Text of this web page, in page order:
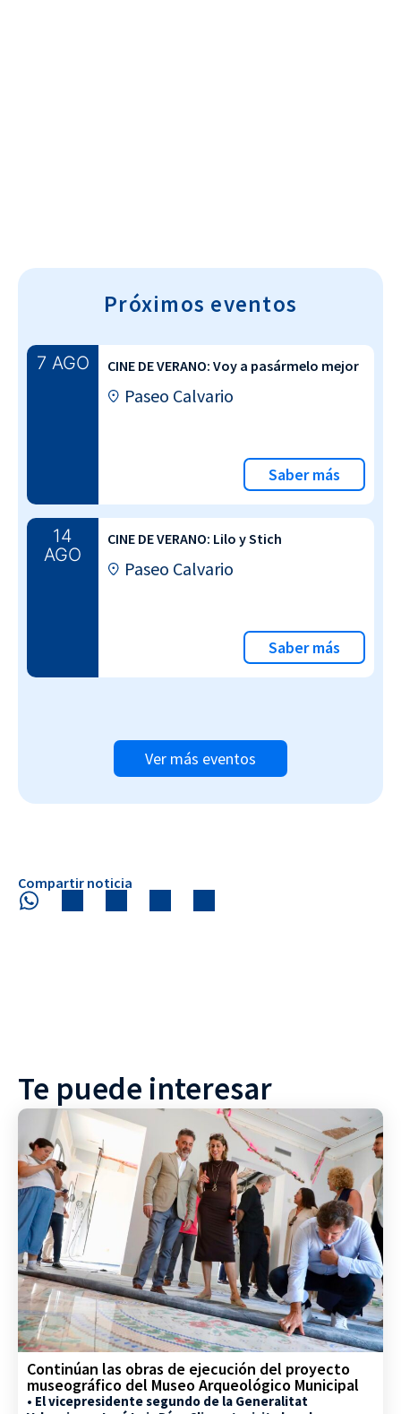
Próximos eventos
7 AGO CINE DE VERANO: Voy a pasármelo mejor
Paseo Calvario
Saber más
14
AGO
CINE DE VERANO: Lilo y Stich
Paseo Calvario
Saber más
Ver más eventos
Compartir noticia
Te puede interesar
Continúan las obras de ejecución del proyecto
museográfico del Museo Arqueológico Municipal
• El vicepresidente segundo de la Generalitat